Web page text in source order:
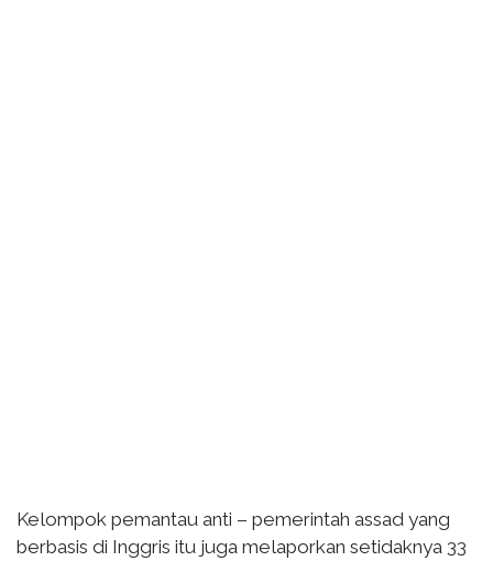
Kelompok pemantau anti – pemerintah assad yang
berbasis di Inggris itu juga melaporkan setidaknya 33